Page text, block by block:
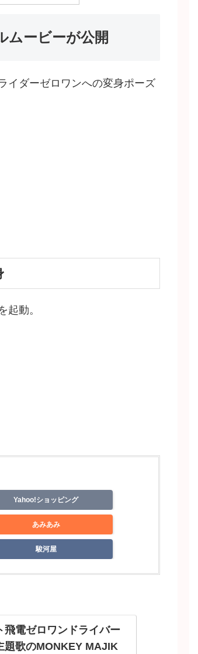
ムービーが公開
イダーゼロワンへの変身ポーズ
起動。
Yahoo!ショッピング
あみあみ
駿河屋
飛電ゼロワンドライバー
題歌のMONKEY MAJIK